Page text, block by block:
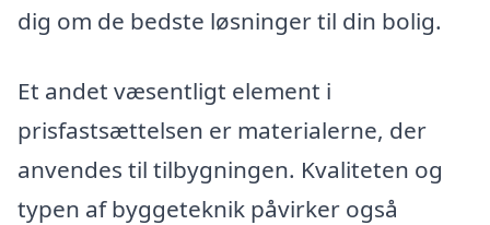
dig om de bedste løsninger til din bolig.
Et andet væsentligt element i
prisfastsættelsen er materialerne, der
anvendes til tilbygningen. Kvaliteten og
typen af byggeteknik påvirker også